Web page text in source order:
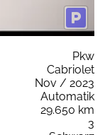
Pkw
Cabriolet
Nov / 2023
Automatik
29.650 km
3